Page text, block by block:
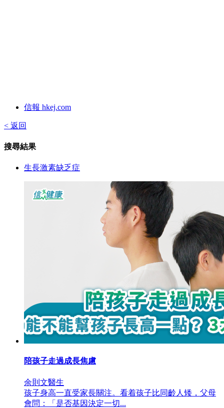
信報 hkej.com
< 返回
搜尋結果
生長激素缺乏症
陪孩子走過成長焦慮
余則文醫生
孩子身高一直受家長關注。看着孩子比同齡人矮，父母
會問：「是否基因決定一切...